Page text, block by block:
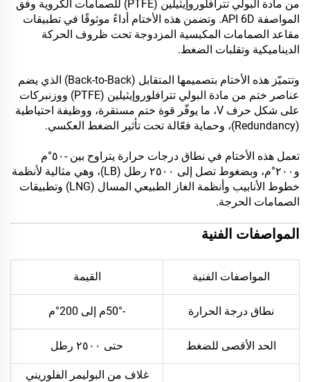
من مادة البولي تترافلوروإيثيلين (PTFE) للصمامات الكروية وفق
المواصفة API 6D. وتضمن هذه الأختام أداءً موثوقًا في تطبيقات
مقاعد الصمامات المكبسية المزدوجة تحت ظروف الحركة
الديناميكية وتقلبات الضغط.
وتتميّز هذه الأختام بتصميمها المتقابل (Back-to-Back) الذي يضم
عناصر ختم من مادة البولي تترافلوروإيثيلين (PTFE) ووزنبركات
على شكل حرف V، ما يوفّر قوة ختم مستقرة، ووظيفة احتياطية
(Redundancy)، وحماية فعّالة تحت تأثير الضغط العكسي.
تعمل هذه الأختام في نطاق درجات حرارة يتراوح بين -٥٠°م
و٢٠٠°م، وبضغوط تصل إلى ٢٥٠٠ رطل (LB)، وهي مثالية لأنظمة
خطوط الأنابيب وأنظمة الغاز الطبيعي المسال (LNG) وتطبيقات
الصمامات الحرجة.
المواصفات الفنية
المواصفات الفنية القيمة
نطاق درجة الحرارة -50°م إلى 200°م
الحد الأقصى للضغط حتى ٢٥٠٠ رطل
غلاف من البوليمر الفلوريني